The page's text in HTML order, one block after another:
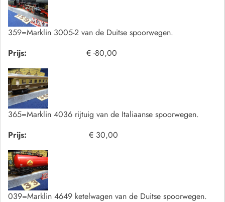
359=Marklin 3005-2 van de Duitse spoorwegen.
Prijs:
€ -80,00
365=Marklin 4036 rijtuig van de Italiaanse spoorwegen.
Prijs:
€ 30,00
039=Marklin 4649 ketelwagen van de Duitse spoorwegen.